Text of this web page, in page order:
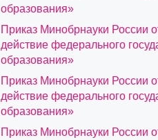
образования»
Приказ Минобрнауки России
действие федерального
образования»
Приказ Минобрнауки России
действие федерального
образования»
Приказ Минобрнауки России